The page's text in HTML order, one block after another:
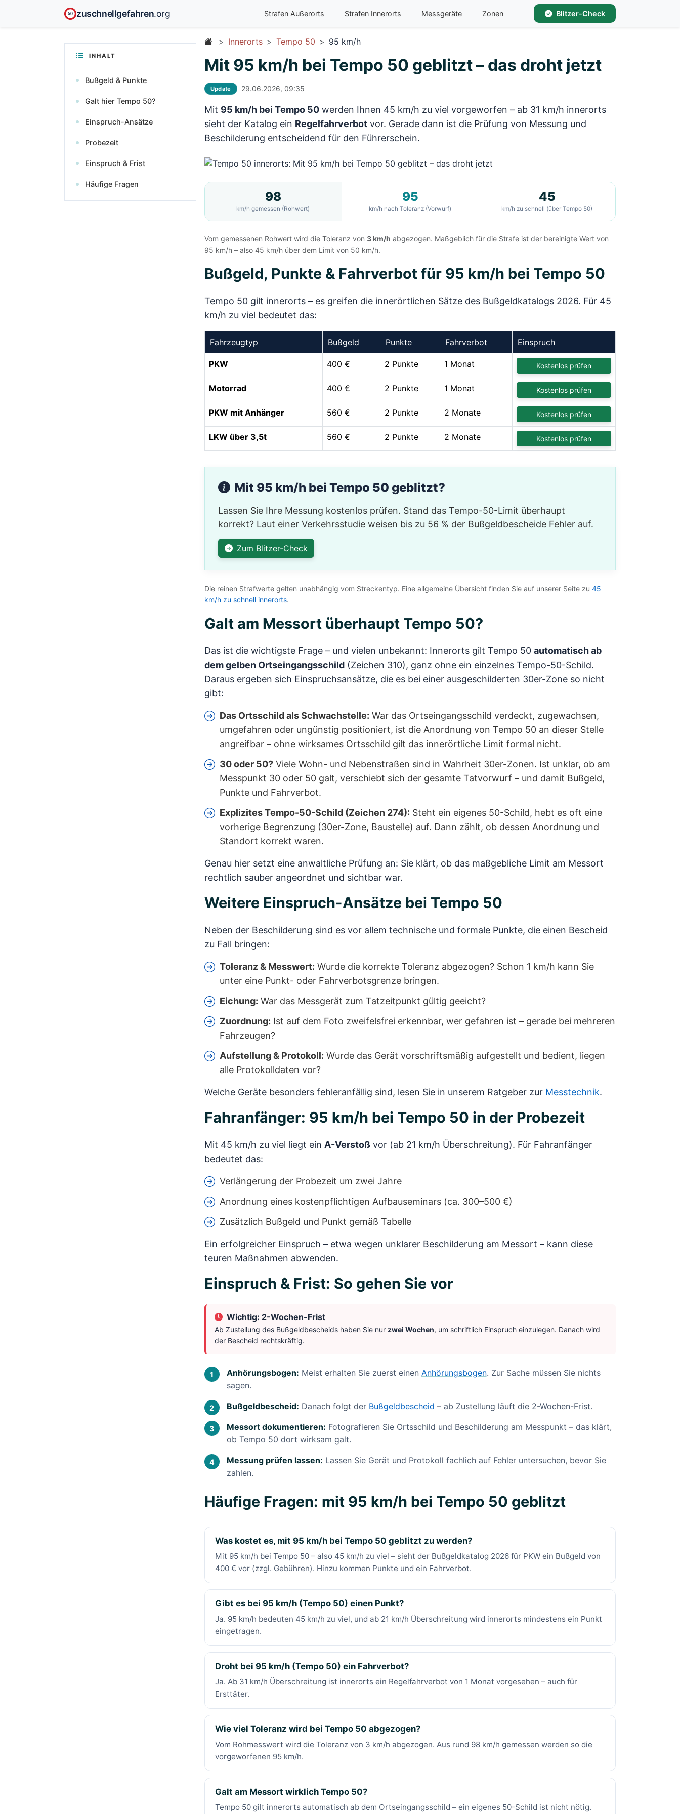
50 zuschnellgefahren.org Strafen Außerorts Strafen Innerorts Messgeräte Zonen Blitzer-Check
INHALT
Bußgeld & Punkte
Galt hier Tempo 50?
Einspruch-Ansätze
Probezeit
Einspruch & Frist
Häufige Fragen
Innerorts Tempo 50 95 km/h
Mit 95 km/h bei Tempo 50 geblitzt – das droht jetzt
Update 29.06.2026, 09:35
Mit 95 km/h bei Tempo 50werden Ihnen 45 km/h zu viel vorgeworfen – ab 31 km/h innerorts
sieht der Katalog ein Regelfahrverbotvor. Gerade dann ist die Prüfung von Messung und
Beschilderung entscheidend für den Führerschein.
98
km/h gemessen (Rohwert)
95
km/h nach Toleranz (Vorwurf)
45
km/h zu schnell (über Tempo 50)
Vom gemessenen Rohwert wird die Toleranz von 3 km/h abgezogen. Maßgeblich für die Strafe ist der bereinigte Wert von
95 km/h – also 45 km/h über dem Limit von 50 km/h.
Bußgeld, Punkte & Fahrverbot für 95 km/h bei Tempo 50
Tempo 50 gilt innerorts – es greifen die innerörtlichen Sätze des Bußgeldkatalogs 2026. Für 45
km/h zu viel bedeutet das:
Fahrzeugtyp Bußgeld Punkte Fahrverbot Einspruch
PKW 400 € 2 Punkte 1 Monat Kostenlos prüfen
Motorrad 400 € 2 Punkte 1 Monat Kostenlos prüfen
PKW mit Anhänger 560 € 2 Punkte 2 Monate Kostenlos prüfen
LKW über 3,5t 560 € 2 Punkte 2 Monate Kostenlos prüfen
Mit 95 km/h bei Tempo 50 geblitzt?
Lassen Sie Ihre Messung kostenlos prüfen. Stand das Tempo-50-Limit überhaupt
korrekt? Laut einer Verkehrsstudie weisen bis zu 56 % der Bußgeldbescheide Fehler auf.
Zum Blitzer-Check
Die reinen Strafwerte gelten unabhängig vom Streckentyp. Eine allgemeine Übersicht finden Sie auf unserer Seite zu 45
km/h zu schnell innerorts.
Galt am Messort überhaupt Tempo 50?
Das ist die wichtigste Frage – und vielen unbekannt: Innerorts gilt Tempo 50 automatisch ab
dem gelben Ortseingangsschild(Zeichen 310), ganz ohne ein einzelnes Tempo-50-Schild.
Daraus ergeben sich Einspruchsansätze, die es bei einer ausgeschilderten 30er-Zone so nicht
gibt:
Das Ortsschild als Schwachstelle: War das Ortseingangsschild verdeckt, zugewachsen,
umgefahren oder ungünstig positioniert, ist die Anordnung von Tempo 50 an dieser Stelle
angreifbar – ohne wirksames Ortsschild gilt das innerörtliche Limit formal nicht.
30 oder 50?Viele Wohn- und Nebenstraßen sind in Wahrheit 30er-Zonen. Ist unklar, ob am
Messpunkt 30 oder 50 galt, verschiebt sich der gesamte Tatvorwurf – und damit Bußgeld,
Punkte und Fahrverbot.
Explizites Tempo-50-Schild (Zeichen 274): Steht ein eigenes 50-Schild, hebt es oft eine
vorherige Begrenzung (30er-Zone, Baustelle) auf. Dann zählt, ob dessen Anordnung und
Standort korrekt waren.
Genau hier setzt eine anwaltliche Prüfung an: Sie klärt, ob das maßgebliche Limit am Messort
rechtlich sauber angeordnet und sichtbar war.
Weitere Einspruch-Ansätze bei Tempo 50
Neben der Beschilderung sind es vor allem technische und formale Punkte, die einen Bescheid
zu Fall bringen:
Toleranz & Messwert: Wurde die korrekte Toleranz abgezogen? Schon 1 km/h kann Sie
unter eine Punkt- oder Fahrverbotsgrenze bringen.
Eichung: War das Messgerät zum Tatzeitpunkt gültig geeicht?
Zuordnung: Ist auf dem Foto zweifelsfrei erkennbar, wer gefahren ist – gerade bei mehreren
Fahrzeugen?
Aufstellung & Protokoll: Wurde das Gerät vorschriftsmäßig aufgestellt und bedient, liegen
alle Protokolldaten vor?
Welche Geräte besonders fehleranfällig sind, lesen Sie in unserem Ratgeber zur Messtechnik.
Fahranfänger: 95 km/h bei Tempo 50 in der Probezeit
Mit 45 km/h zu viel liegt ein A-Verstoßvor (ab 21 km/h Überschreitung). Für Fahranfänger
bedeutet das:
Verlängerung der Probezeit um zwei Jahre
Anordnung eines kostenpflichtigen Aufbauseminars (ca. 300–500 €)
Zusätzlich Bußgeld und Punkt gemäß Tabelle
Ein erfolgreicher Einspruch – etwa wegen unklarer Beschilderung am Messort – kann diese
teuren Maßnahmen abwenden.
Einspruch & Frist: So gehen Sie vor
Wichtig: 2-Wochen-Frist
Ab Zustellung des Bußgeldbescheids haben Sie nur zwei Wochen, um schriftlich Einspruch einzulegen. Danach wird
der Bescheid rechtskräftig.
Anhörungsbogen: Meist erhalten Sie zuerst einen Anhörungsbogen. Zur Sache müssen Sie nichts
sagen.
Bußgeldbescheid: Danach folgt der Bußgeldbescheid – ab Zustellung läuft die 2-Wochen-Frist.
Messort dokumentieren: Fotografieren Sie Ortsschild und Beschilderung am Messpunkt – das klärt,
ob Tempo 50 dort wirksam galt.
Messung prüfen lassen: Lassen Sie Gerät und Protokoll fachlich auf Fehler untersuchen, bevor Sie
zahlen.
Häufige Fragen: mit 95 km/h bei Tempo 50 geblitzt
Was kostet es, mit 95 km/h bei Tempo 50 geblitzt zu werden?
Mit 95 km/h bei Tempo 50 – also 45 km/h zu viel – sieht der Bußgeldkatalog 2026 für PKW ein Bußgeld von
400 € vor (zzgl. Gebühren). Hinzu kommen Punkte und ein Fahrverbot.
Gibt es bei 95 km/h (Tempo 50) einen Punkt?
Ja. 95 km/h bedeuten 45 km/h zu viel, und ab 21 km/h Überschreitung wird innerorts mindestens ein Punkt
eingetragen.
Droht bei 95 km/h (Tempo 50) ein Fahrverbot?
Ja. Ab 31 km/h Überschreitung ist innerorts ein Regelfahrverbot von 1 Monat vorgesehen – auch für
Ersttäter.
Wie viel Toleranz wird bei Tempo 50 abgezogen?
Vom Rohmesswert wird die Toleranz von 3 km/h abgezogen. Aus rund 98 km/h gemessen werden so die
vorgeworfenen 95 km/h.
Galt am Messort wirklich Tempo 50?
Tempo 50 gilt innerorts automatisch ab dem Ortseingangsschild – ein eigenes 50-Schild ist nicht nötig.